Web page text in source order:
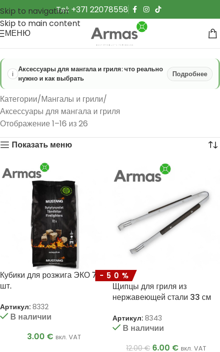
Skip to navigation
Skip to main content
Tel: +371 22078558
МЕНЮ
Аксессуары для мангала и гриля: что реально
нужно и как выбрать
Подробнее
Категории Мангалы и грили
Аксессуары для мангала и гриля
Отображение 1–16 из 26
Показать меню
Кубики для розжига ЭКО 72
шт.
Артикул: 8332
В наличии
3.00 € вкл. VAT
-50%
Щипцы для гриля из
нержавеющей стали 33 см
Артикул: 8343
В наличии
12.00€ 6.00 € вкл. VAT